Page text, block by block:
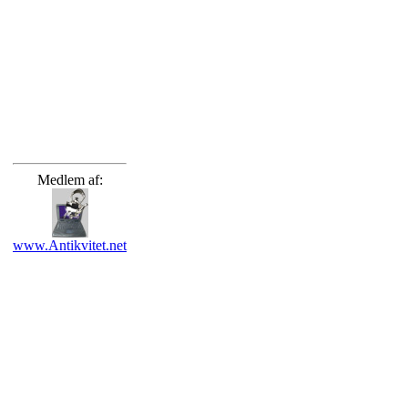
Medlem af:
www.Antikvitet.net